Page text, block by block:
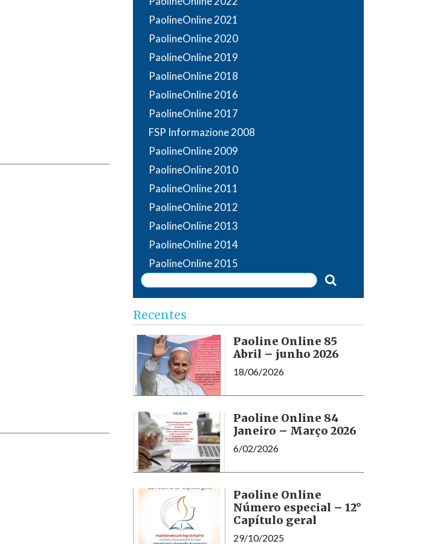
PaolineOnline 2021
PaolineOnline 2020
PaolineOnline 2019
PaolineOnline 2018
PaolineOnline 2016
PaolineOnline 2017
FSP Informazione 2008
PaolineOnline 2009
PaolineOnline 2010
PaolineOnline 2011
PaolineOnline 2012
PaolineOnline 2013
PaolineOnline 2014
PaolineOnline 2015
Recentes
Paoline Online 85
Abril – junho 2026
18/06/2026
Paoline Online 84
Janeiro – Março 2026
6/02/2026
Paoline Online
Número especial – 12°
Capítulo geral
29/10/2025